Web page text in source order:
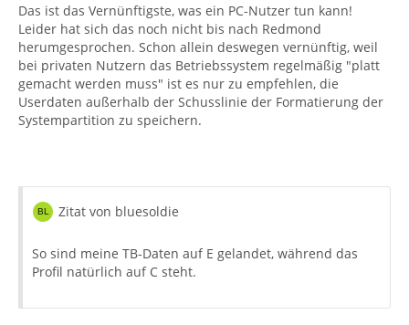
Das ist das Vernünftigste, was ein PC-Nutzer tun kann!
Leider hat sich das noch nicht bis nach Redmond
herumgesprochen. Schon allein deswegen vernünftig, weil
bei privaten Nutzern das Betriebssystem regelmäßig "platt
gemacht werden muss" ist es nur zu empfehlen, die
Userdaten außerhalb der Schusslinie der Formatierung der
Systempartition zu speichern.
Zitat von bluesoldie
So sind meine TB-Daten auf E gelandet, während das
Profil natürlich auf C steht.